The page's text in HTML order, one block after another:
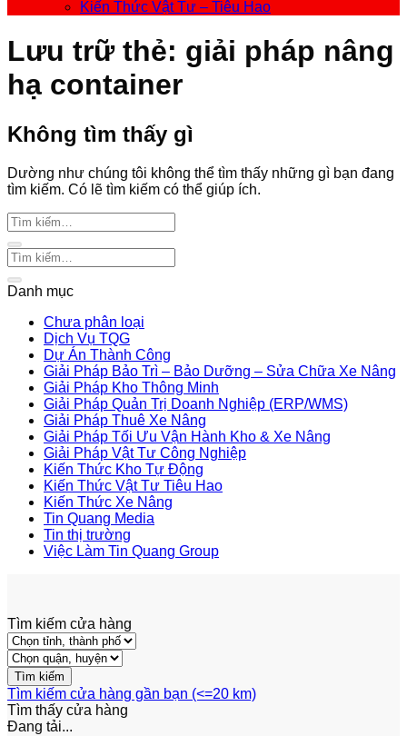
Kiến Thức Vật Tư – Tiêu Hao
Lưu trữ thẻ: giải pháp nâng
hạ container
Không tìm thấy gì
Dường như chúng tôi không thể tìm thấy những gì bạn đang
tìm kiếm. Có lẽ tìm kiếm có thể giúp ích.
Danh mục
Chưa phân loại
Dịch Vụ TQG
Dự Án Thành Công
Giải Pháp Bảo Trì – Bảo Dưỡng – Sửa Chữa Xe Nâng
Giải Pháp Kho Thông Minh
Giải Pháp Quản Trị Doanh Nghiệp (ERP/WMS)
Giải Pháp Thuê Xe Nâng
Giải Pháp Tối Ưu Vận Hành Kho & Xe Nâng
Giải Pháp Vật Tư Công Nghiệp
Kiến Thức Kho Tự Động
Kiến Thức Vật Tư Tiêu Hao
Kiến Thức Xe Nâng
Tin Quang Media
Tin thị trường
Việc Làm Tin Quang Group
Tìm kiếm cửa hàng
Tìm kiếm cửa hàng gần bạn (<=20 km)
Tìm thấy cửa hàng
Đang tải...